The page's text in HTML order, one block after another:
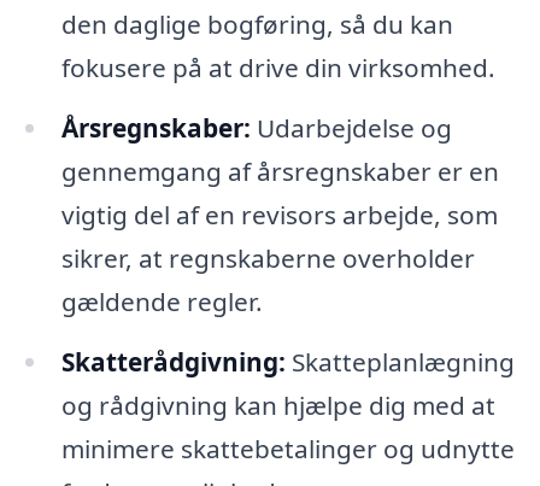
den daglige bogføring, så du kan
fokusere på at drive din virksomhed.
Årsregnskaber: Udarbejdelse og
gennemgang af årsregnskaber er en
vigtig del af en revisors arbejde, som
sikrer, at regnskaberne overholder
gældende regler.
Skatterådgivning: Skatteplanlægning
og rådgivning kan hjælpe dig med at
minimere skattebetalinger og udnytte